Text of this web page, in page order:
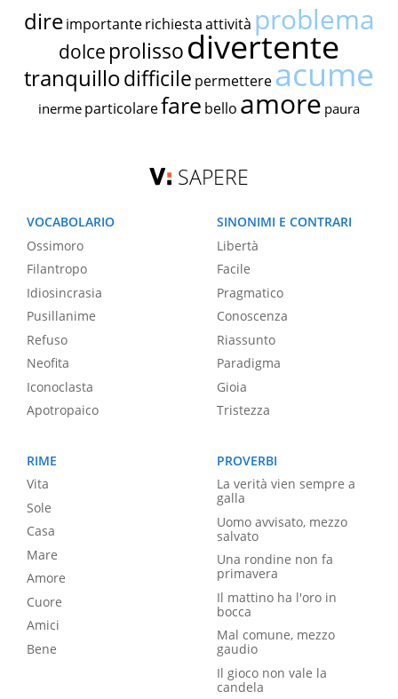
dire importante richiestaattività problema
dolce prolissodivertente
tranquillodifficile permettereacume
inerme particolarefare bello amore paura
SAPERE
VOCABOLARIO
Ossimoro
Filantropo
Idiosincrasia
Pusillanime
Refuso
Neofita
Iconoclasta
Apotropaico
SINONIMI E CONTRARI
Libertà
Facile
Pragmatico
Conoscenza
Riassunto
Paradigma
Gioia
Tristezza
RIME
Vita
Sole
Casa
Mare
Amore
Cuore
Amici
Bene
PROVERBI
La verità vien sempre a
galla
Uomo avvisato, mezzo
salvato
Una rondine non fa
primavera
Il mattino ha l'oro in
bocca
Mal comune, mezzo
gaudio
Il gioco non vale la
candela